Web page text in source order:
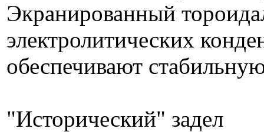
Экранированный
электролитических
обеспечивают
"Исторический" задел